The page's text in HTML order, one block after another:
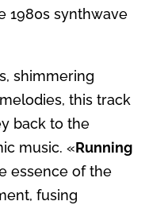
1980s synthwave
shimmering
this track
back to the
music. «Running
essence of the
fusing